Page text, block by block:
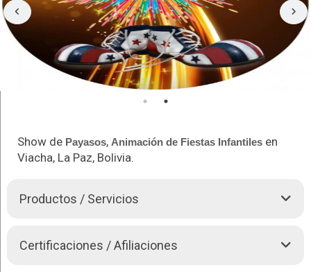
Show de Payasos, Animación de Fiestas Infantiles en
Viacha, La Paz, Bolivia.
Productos / Servicios
Show de
: Paletilla, Rabadilla.
Show de magia en vivo
Certificaciones / Afiliaciones